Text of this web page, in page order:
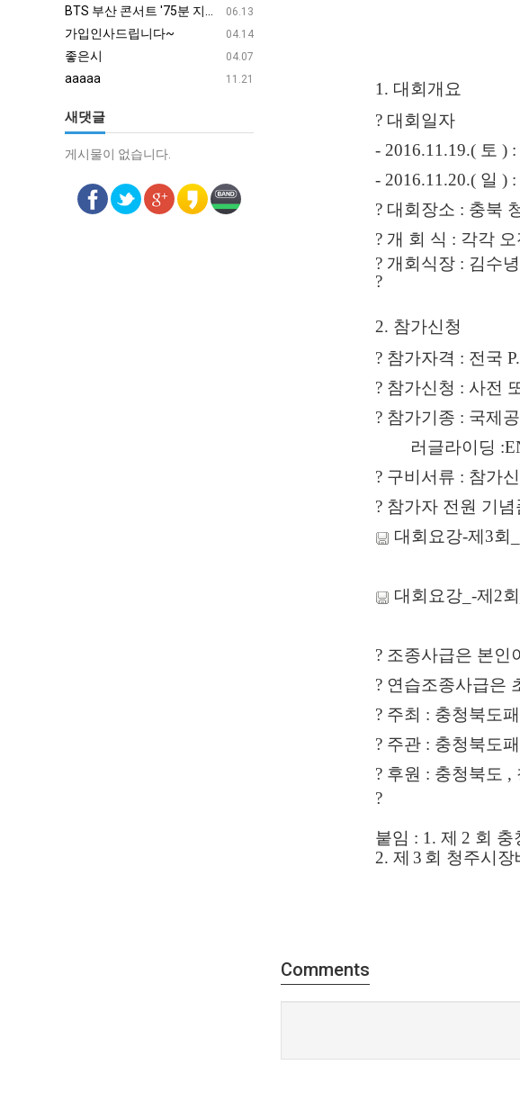
1. 대회개요
? 대회일자
- 2016.11.19.( 토 ) :
- 2016.11.20.( 일 ) :
? 대회장소 : 충북
? 개 회 식 : 각각 오
? 개회식장 : 김수
?
2. 참가신청
? 참가자격 : 전국
? 참가신청 : 사전
? 참가기종 : 국제
러글라이딩
? 구비서류 : 참가
? 참가자 전원 기념
대회요강-제3회
대회요강_-제2
? 조종사급은 본인
? 연습조종사급은
? 주최 : 충청북도
? 주관 : 충청북도
? 후원 : 충청북도 ,
?
붙임 : 1. 제 2 회 충
2. 제 3 회 청주시장
Comments
'75
분
지
연'
토…
"큰
06.13
BTS 부산 콘서트 '75분 지연' 성토…하이브 "큰 실망·불편" 사과
04.14
가입인사드립니다~
04.07
좋은시
11.21
aaaaa
새댓글
게시물이 없습니다. 게시물이 없습니다. 게시